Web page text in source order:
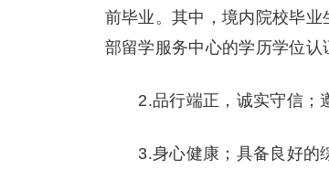
前毕业。其中，境内院校毕
部留学服务中心的学历学位认
2.品行端正，诚实守信；遵
3.身心健康；具备良好的综